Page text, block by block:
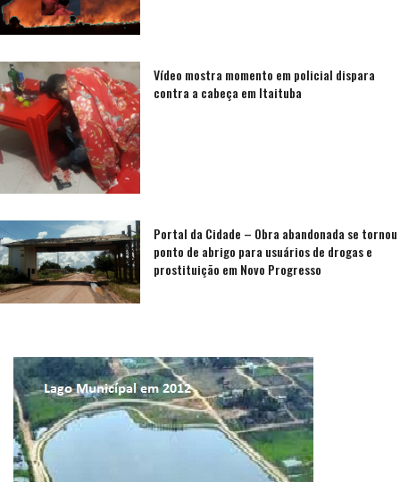
Vídeo mostra momento em policial dispara
contra a cabeça em Itaituba
Portal da Cidade – Obra abandonada se tornou
ponto de abrigo para usuários de drogas e
prostituição em Novo Progresso